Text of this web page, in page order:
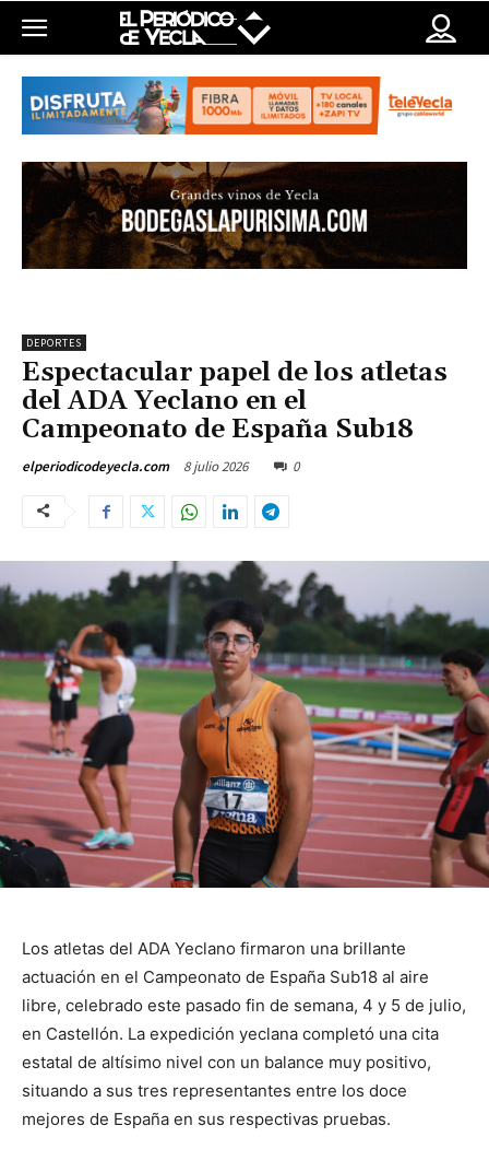
DEPORTES
Espectacular papel de los atletas
del ADA Yeclano en el
Campeonato de España Sub18
elperiodicodeyecla.com 8 julio 2026 0
Los atletas del ADA Yeclano firmaron una brillante
actuación en el Campeonato de España Sub18 al aire
libre, celebrado este pasado fin de semana, 4 y 5 de julio,
en Castellón. La expedición yeclana completó una cita
estatal de altísimo nivel con un balance muy positivo,
situando a sus tres representantes entre los doce
mejores de España en sus respectivas pruebas.